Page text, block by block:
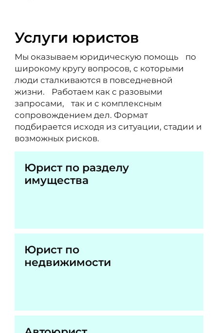
Услуги юристов
Мы оказываем юридическую помощь по
широкому кругу вопросов, с которыми
люди сталкиваются в повседневной
жизни. Работаем как с разовыми
запросами, так и с комплексным
сопровождением дел. Формат
подбирается исходя из ситуации, стадии и
возможных рисков.
Юрист по разделу
имущества
Юрист по
недвижимости